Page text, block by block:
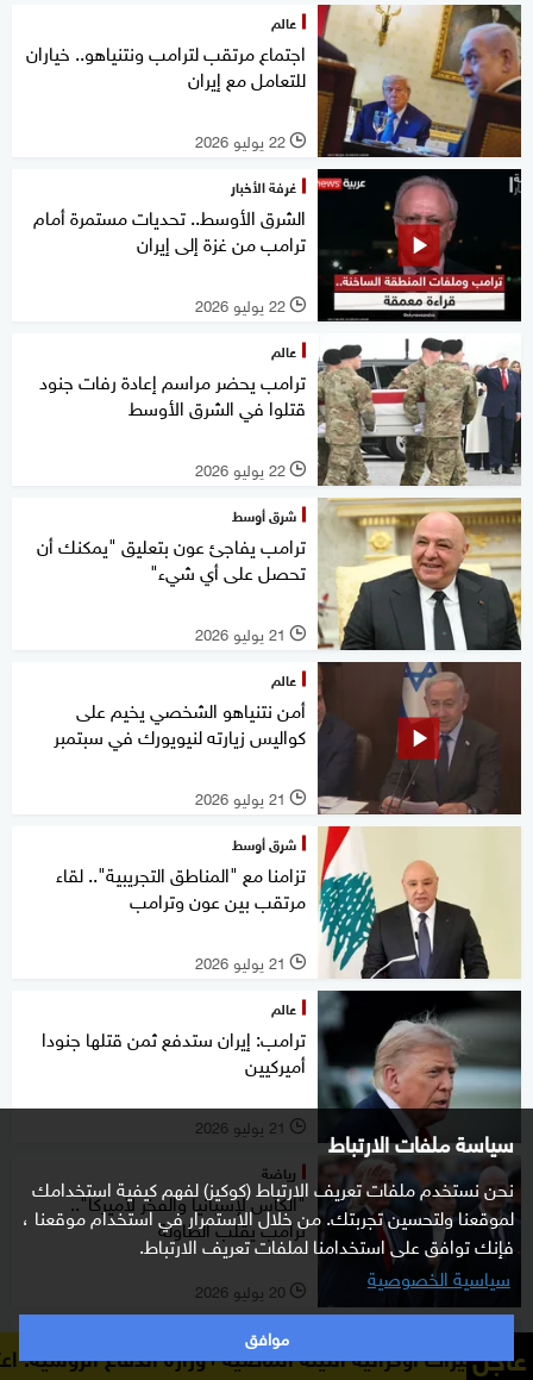
سياسة ملفات الارتباط
نحن نستخدم ملفات تعريف الارتباط (كوكيز) لفهم كيفية استخدامك
لموقعنا ولتحسين تجربتك. من خلال الاستمرار في استخدام موقعنا ،
فإنك توافق على استخدامنا لملفات تعريف الارتباط.
سياسية الخصوصية
موافق
عالم
اجتماع مرتقب لترامب ونتنياهو.. خياران
للتعامل مع إيران
l 22 يوليو 2026
غرفة الأخبار
الشرق الأوسط.. تحديات مستمرة أمام
ترامب من غزة إلى إيران
l 22 يوليو 2026
عالم
ترامب يحضر مراسم إعادة رفات جنود
قتلوا في الشرق الأوسط
l 22 يوليو 2026
شرق أوسط
ترامب يفاجئ عون بتعليق "يمكنك أن
تحصل على أي شيء"
l 21 يوليو 2026
عالم
أمن نتنياهو الشخصي يخيم على
كواليس زيارته لنيويورك في سبتمبر
l 21 يوليو 2026
شرق أوسط
تزامنا مع "المناطق التجريبية".. لقاء
مرتقب بين عون وترامب
l 21 يوليو 2026
عالم
ترامب: إيران ستدفع ثمن قتلها جنودا
أميركيين
l 21 يوليو 2026
رياضة
"الكأس لإسبانيا والفخر لأميركا"..
ترامب يقلب الطاولة
l 20 يوليو 2026
عالم
ترامب: وجهنا ضربة قوية جدا لإيران عاجل وزارة الدفاع الروسية: اعترضنا ودمرنا 605 مسيرات أوكرانية الليلة الماضية